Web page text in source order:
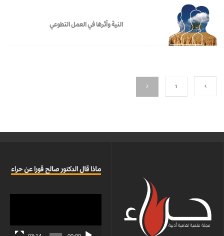
النية وأثرها في العمل التطوعي
1
2
ماذا قال الدكتور صالح قورا عن حراء